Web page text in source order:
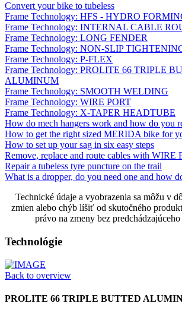
Convert your bike to tubeless
Frame Technology: HFS - HYDRO
Frame Technology: INTERNAL CABLE
Frame Technology: LONG FENDER
Frame Technology: NON-SLIP
Frame Technology: P-FLEX
Frame Technology: PROLITE 66 TRIPLE
ALUMINUM
Frame Technology: SMOOTH WELDING
Frame Technology: WIRE PORT
Frame Technology: X-TAPER HEADTUBE
How do mech hangers work and how do you
How to get the right sized MERIDA bike for
How to set up your sag in six easy steps
Remove, replace and route cables with WIRE
Repair a tubeless tyre puncture on the trail
What is a dropper, do you need one and how
Technické údaje a vyobrazenia sa môžu v
zmien alebo chýb líšiť od skutočného
právo na zmeny bez
Technológie
Back to overview
PROLITE 66 TRIPLE BUTTED